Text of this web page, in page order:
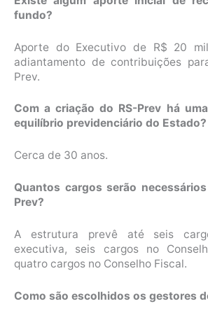
fundo?
Aporte do Executivo de R$ 20
adiantamento de contribuições
Prev.
Com a criação do RS-Prev há
equilíbrio previdenciário do Estado?
Cerca de 30 anos.
Quantos cargos serão
Prev?
A estrutura prevê até seis
executiva, seis cargos no
quatro cargos no Conselho Fiscal.
Como são escolhidos os gestores